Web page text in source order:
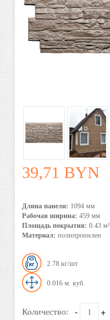
39,71 BYN
Длина панели: 1094 мм
Рабочая ширина: 459 мм
Площадь покрытия: 0.43 м²
Материал: полипропилен
2.78
0.016
Количество: - +